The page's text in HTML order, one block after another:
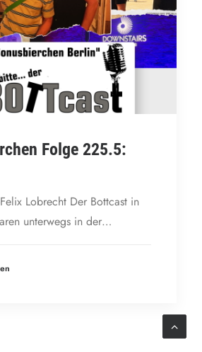
Folge 225.5:
Lobrecht Der Bottcast in
unterwegs in der…